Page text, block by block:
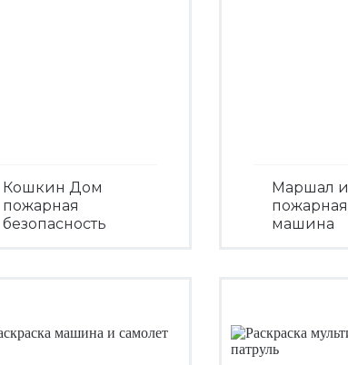
Кошкин Дом
пожарная
безопасность
Маршал и
пожарная
машина